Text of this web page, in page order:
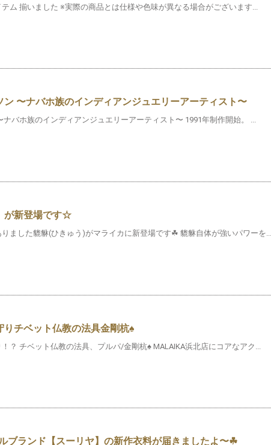
ム 揃いました ※実際の商品とは仕様や色味が異なる場合がございます...
ン 〜ナバホ族のインディアンジュエリーアーティスト〜
ナバホ族のインディアンジュエリーアーティスト〜 1991年制作開始。 ...
が新登場です☆
ました貔貅(ひきゅう)がマライカに新登場です☘ 貔貅自体が強いパワーを...
りチベット仏教の法具金剛杭♠
？ チベット仏教の法具、プルパ/金剛杭♠ MALAIKA浜北店にコアなアク...
ブランド【スーリヤ】の新作衣料が届きましたよ〜☘